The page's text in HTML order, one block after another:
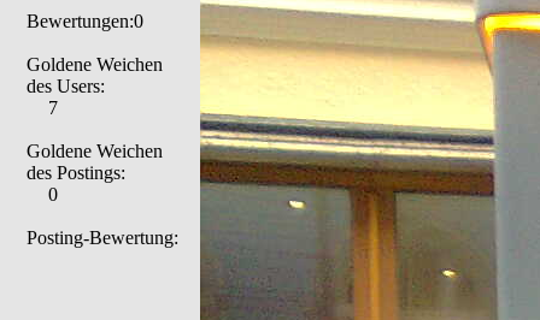
Bewertungen:0
Goldene Weichen
des Users:
7
Goldene Weichen
des Postings:
0
Posting-Bewertung: